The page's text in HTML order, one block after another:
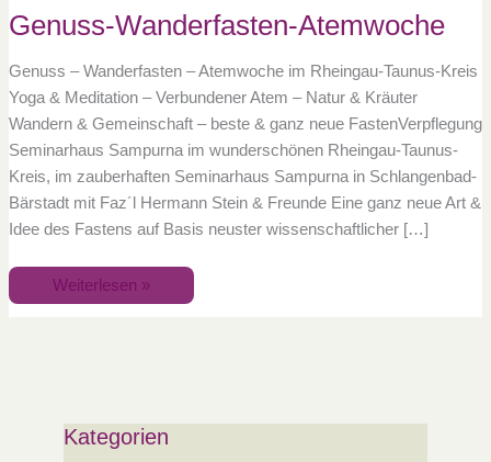
Genuss-Wanderfasten-Atemwoche
Genuss – Wanderfasten – Atemwoche im Rheingau-Taunus-Kreis
Yoga & Meditation – Verbundener Atem – Natur & Kräuter
Wandern & Gemeinschaft – beste & ganz neue FastenVerpflegung
Seminarhaus Sampurna im wunderschönen Rheingau-Taunus-
Kreis, im zauberhaften Seminarhaus Sampurna in Schlangenbad-
Bärstadt mit Faz´l Hermann Stein & Freunde Eine ganz neue Art &
Idee des Fastens auf Basis neuster wissenschaftlicher […]
Weiterlesen »
Kategorien